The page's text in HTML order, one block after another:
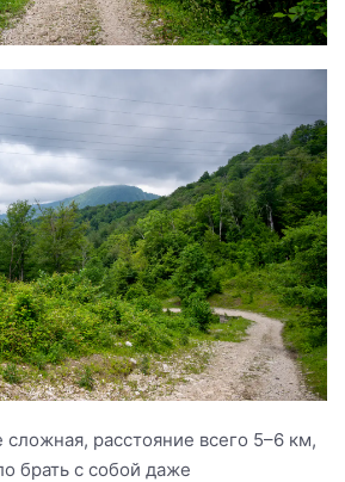
сложная, расстояние всего 5–6 км,
брать с собой даже